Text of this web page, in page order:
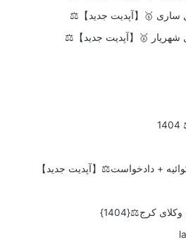
+ دادخواست⚖️【آپدیت جدید】
کرج⚖️{1404}